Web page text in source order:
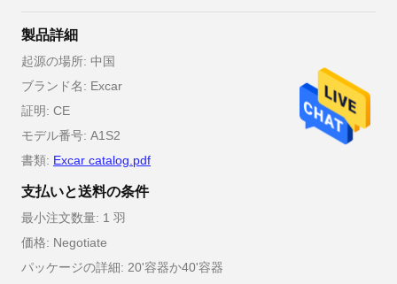
製品詳細
起源の場所: 中国
ブランド名: Excar
証明: CE
モデル番号: A1S2
書類: Excar catalog.pdf
支払いと送料の条件
最小注文数量: 1 羽
価格: Negotiate
パッケージの詳細: 20'容器か40'容器